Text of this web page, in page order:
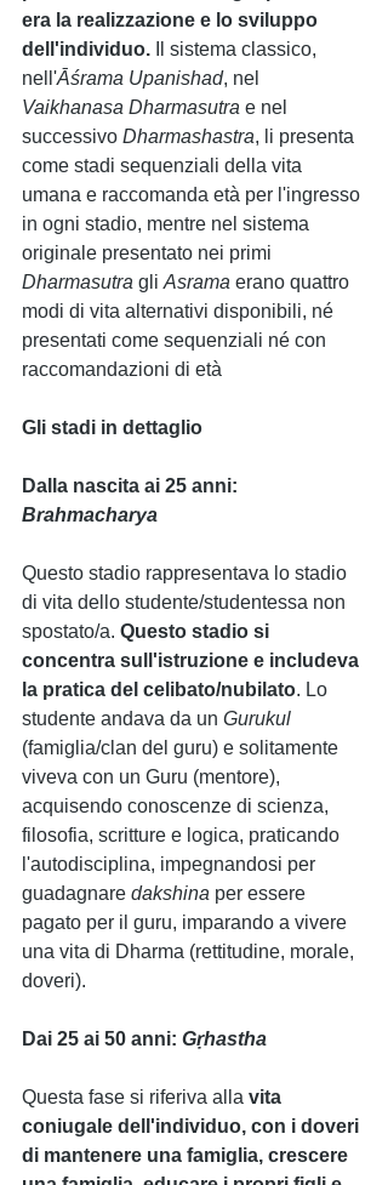
era la realizzazione e lo sviluppo
dell'individuo. Il sistema classico,
nell'Āśrama Upanishad, nel
Vaikhanasa Dharmasutra e nel
successivo Dharmashastra, li presenta
come stadi sequenziali della vita
umana e raccomanda età per l'ingresso
in ogni stadio, mentre nel sistema
originale presentato nei primi
Dharmasutra gli Asrama erano quattro
modi di vita alternativi disponibili, né
presentati come sequenziali né con
raccomandazioni di età
Gli stadi in dettaglio
Dalla nascita ai 25 anni:
Brahmacharya
Questo stadio rappresentava lo stadio
di vita dello studente/studentessa non
spostato/a. Questo stadio si
concentra sull'istruzione e includeva
la pratica del celibato/nubilato. Lo
studente andava da un Gurukul
(famiglia/clan del guru) e solitamente
viveva con un Guru (mentore),
acquisendo conoscenze di scienza,
filosofia, scritture e logica, praticando
l'autodisciplina, impegnandosi per
guadagnare dakshina per essere
pagato per il guru, imparando a vivere
una vita di Dharma (rettitudine, morale,
doveri).
Dai 25 ai 50 anni: Gṛhastha
Questa fase si riferiva alla vita
coniugale dell'individuo, con i doveri
di mantenere una famiglia, crescere